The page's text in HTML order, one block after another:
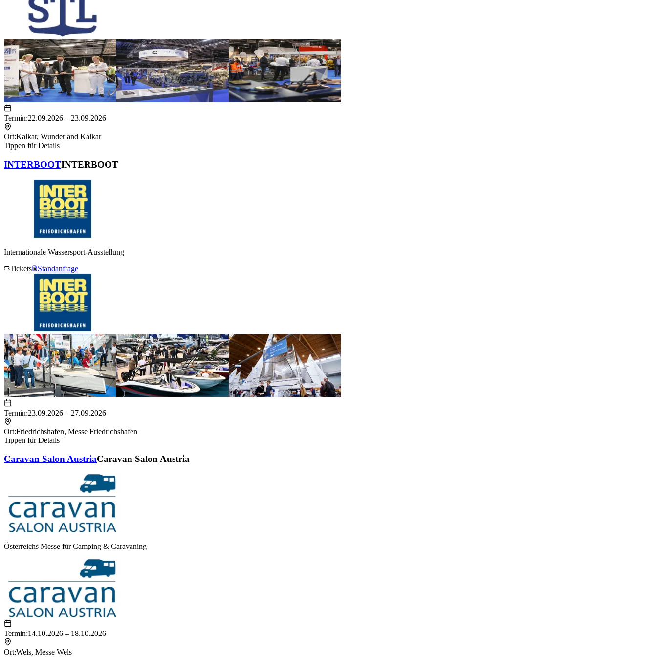
Termin:22.09.2026 – 23.09.2026
Ort:Kalkar, Wunderland Kalkar
Tippen für Details
INTERBOOTINTERBOOT
Internationale Wassersport-Ausstellung
Tickets
Standanfrage
Termin:23.09.2026 – 27.09.2026
Ort:Friedrichshafen, Messe Friedrichshafen
Tippen für Details
Caravan Salon AustriaCaravan Salon Austria
Österreichs Messe für Camping & Caravaning
Termin:14.10.2026 – 18.10.2026
Ort:Wels, Messe Wels